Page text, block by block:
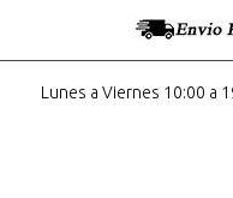
Lunes a Viernes 10:00 a